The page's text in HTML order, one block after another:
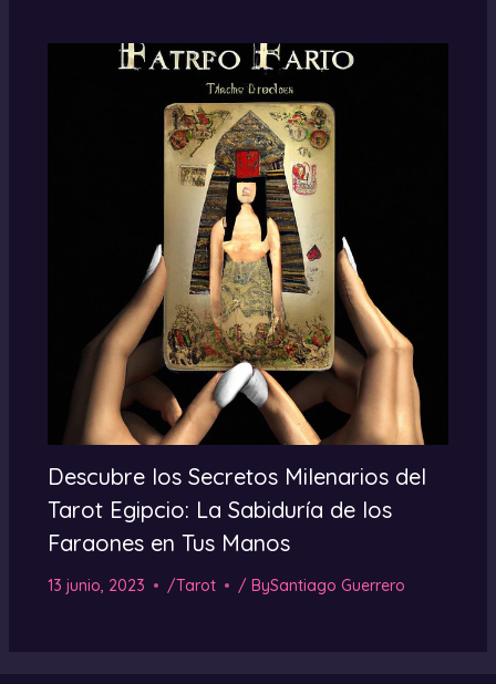
Descubre los Secretos Milenarios del
Tarot Egipcio: La Sabiduría de los
Faraones en Tus Manos
13 junio, 2023 /Tarot / BySantiago Guerrero